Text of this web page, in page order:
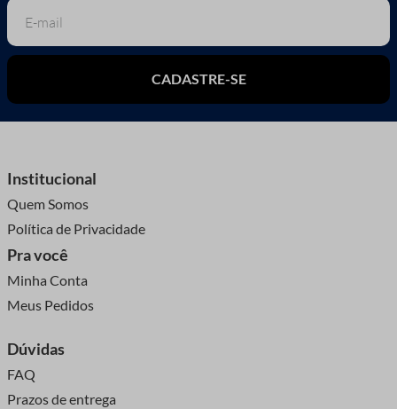
CADASTRE-SE
Institucional
Quem Somos
Política de Privacidade
Pra você
Minha Conta
Meus Pedidos
Dúvidas
FAQ
Prazos de entrega